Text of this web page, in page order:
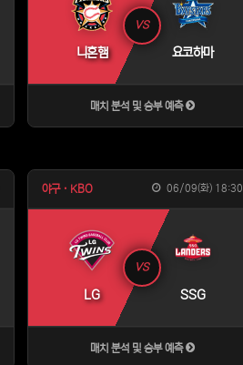
니혼햄
VS
요코하마
매치 분석 및 승부 예측
야구 · KBO 06/09(화) 18:30
LG
VS
SSG
매치 분석 및 승부 예측